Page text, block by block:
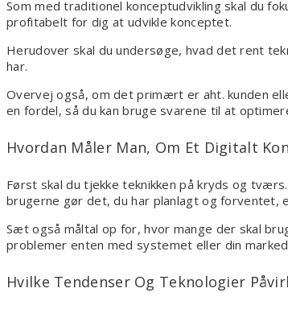
Som med traditionel konceptudvikling skal du
profitabelt for dig at udvikle konceptet.
Herudover skal du undersøge, hvad det rent
har.
Overvej også, om det primært er aht. kunden
en fordel, så du kan bruge svarene til at
Hvordan Måler Man, Om Et Digitalt
Først skal du tjekke teknikken på kryds og
brugerne gør det, du har planlagt og forventet,
Sæt også måltal op for, hvor mange der skal
problemer enten med systemet eller din
Hvilke Tendenser Og Teknologier